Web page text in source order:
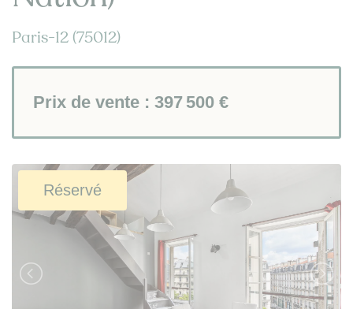
Paris-12 (75012)
Prix de vente : 397 500 €
Réservé